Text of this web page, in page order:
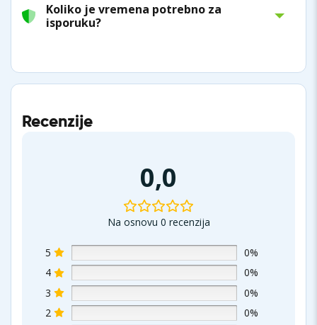
Koliko je vremena potrebno za
isporuku?
Recenzije
0,0
Na osnovu 0 recenzija
5
0%
4
0%
3
0%
2
0%